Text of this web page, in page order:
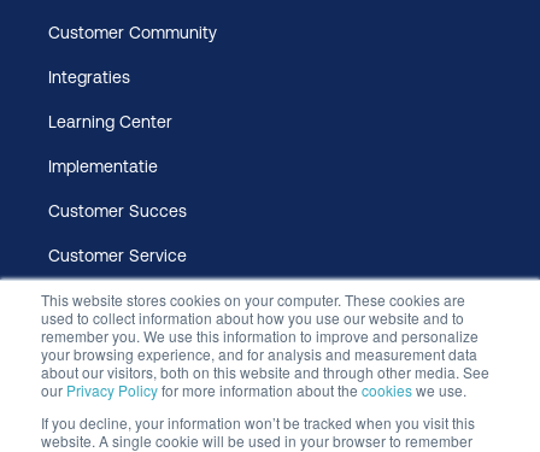
This website stores cookies on your computer. These cookies are
used to collect information about how you use our website and to
remember you. We use this information to improve and personalize
your browsing experience, and for analysis and measurement data
about our visitors, both on this website and through other media. See
our Privacy Policyfor more information about the cookieswe use.
If you decline, your information won’t be tracked when you visit this
website. A single cookie will be used in your browser to remember
Customer Community
Integraties
Learning Center
Implementatie
Customer Succes
Customer Service